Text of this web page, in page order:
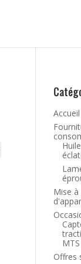
Accueil
Mise
MTS
Offres